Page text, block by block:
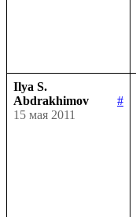
Ilya S.
Abdrakhimov
#
15 мая 2011